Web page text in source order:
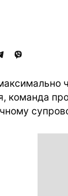
команда